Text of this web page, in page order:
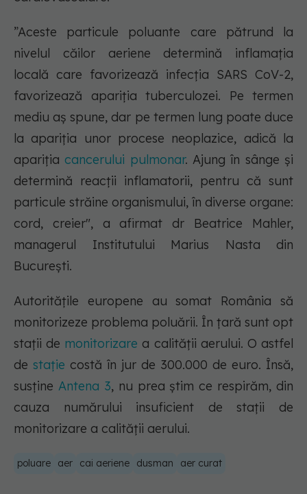
”Aceste particule poluante care pătrund la
nivelul căilor aeriene determină inflamaţia
locală care favorizează infecția SARS CoV-2,
favorizează apariția tuberculozei. Pe termen
mediu aș spune, dar pe termen lung poate duce
la apariția unor procese neoplazice, adică la
apariţia cancerului pulmonar. Ajung în sânge şi
determină reacţii inflamatorii, pentru că sunt
particule străine organismului, în diverse organe:
cord, creier", a afirmat dr Beatrice Mahler,
managerul Institutului Marius Nasta din
București.
Autoritățile europene au somat România să
monitorizeze problema poluării. În țară sunt opt
stații de monitorizare a calității aerului. O astfel
de stație costă în jur de 300.000 de euro. Însă,
susține Antena 3, nu prea ştim ce respirăm, din
cauza numărului insuficient de staţii de
monitorizare a calităţii aerului.
poluare aer cai aeriene dusman aer curat